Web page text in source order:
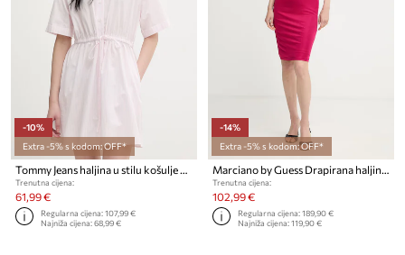
-10%
Extra -5% s kodom: OFF*
Tommy Jeans haljina u stilu košulje od pamuka
Trenutna cijena:
61,99 €
Regularna cijena:107,99 €
Najniža cijena:68,99 €
-14%
Extra -5% s kodom: OFF*
Marciano by Guess Drapirana haljina od viskoze INES
Trenutna cijena:
102,99 €
Regularna cijena:189,90 €
Najniža cijena:119,90 €